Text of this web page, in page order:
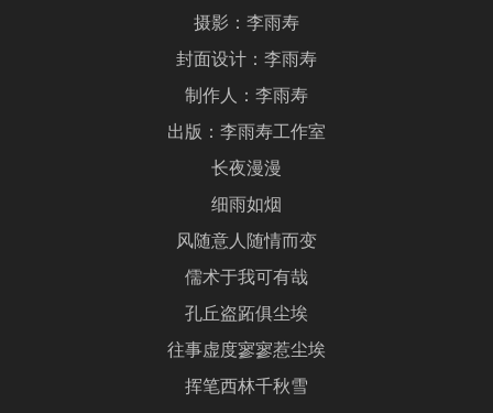
摄影：李雨寿
封面设计：李雨寿
制作人：李雨寿
出版：李雨寿工作室
长夜漫漫
细雨如烟
风随意人随情而变
儒术于我可有哉
孔丘盗跖俱尘埃
往事虚度寥寥惹尘埃
挥笔西林千秋雪